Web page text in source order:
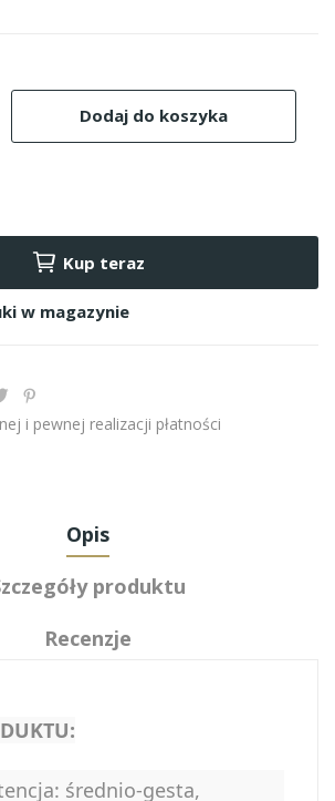
Dodaj do koszyka
Kup teraz
w magazynie
i pewnej realizacji płatności
Opis
produktu
Recenzje
średnio-gesta,